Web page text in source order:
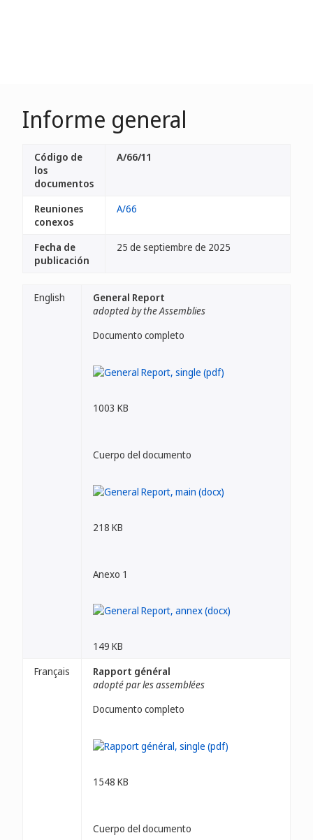
Informe general
Código de
los
documentos
A/66/11
Reuniones
conexos
A/66
Fecha de
publicación
25 de septiembre de 2025
English
General Report
adopted by the Assemblies
Documento completo
1003 KB
Cuerpo del documento
218 KB
Anexo 1
149 KB
Français
Rapport général
adopté par les assemblées
Documento completo
1548 KB
Cuerpo del documento